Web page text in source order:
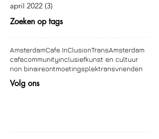
april 2022 (3)
Zoeken op tags
AmsterdamCafe InClusionTransAmsterdam
cafecommunityinclusiefkunst en cultuur
non binaireontmoetingsplektransvrienden
Volg ons